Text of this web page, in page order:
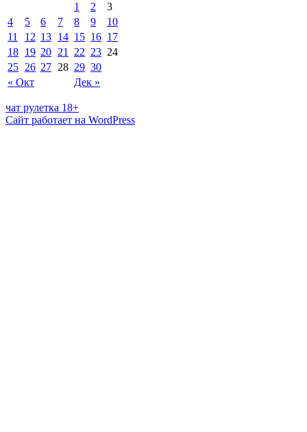
« Окт Дек »
1 2
3
4
5 6 7 8 9
10
11
12 13 14 15 16 17
18 19 20 21 22 23 24
25 26 27 28 29 30
чат рулетка 18+
Сайт работает на WordPress